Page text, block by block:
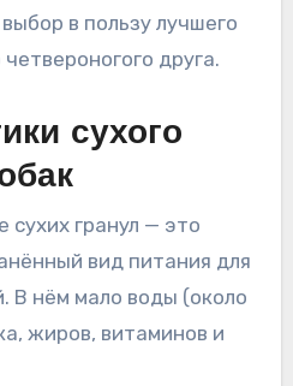
в пользу лучшего
друга.
сухого
сухих гранул — это
вид питания для
В нём мало воды (около
жиров, витаминов и